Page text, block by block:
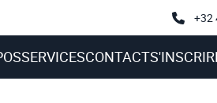
+32
SERVICESCONTACT